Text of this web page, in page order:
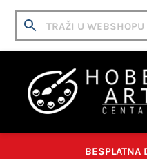
BESPLATNA